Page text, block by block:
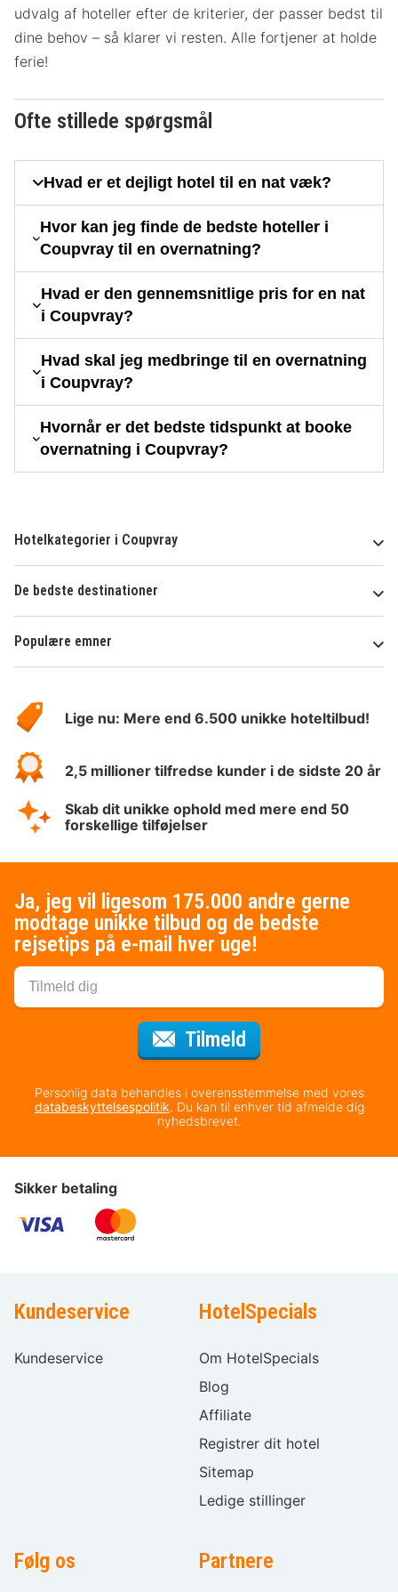
udvalg af hoteller efter de kriterier, der passer bedst til
dine behov – så klarer vi resten. Alle fortjener at holde
ferie!
Ofte stillede spørgsmål
Hvad er et dejligt hotel til en nat væk?
Hvor kan jeg finde de bedste hoteller i
Coupvray til en overnatning?
Hvad er den gennemsnitlige pris for en nat
i Coupvray?
Hvad skal jeg medbringe til en overnatning
i Coupvray?
Hvornår er det bedste tidspunkt at booke
overnatning i Coupvray?
Hotelkategorier i Coupvray
De bedste destinationer
Populære emner
HotelSpecials
Lige nu: Mere end 6.500 unikke hoteltilbud!
2,5 millioner tilfredse kunder i de sidste 20 år
Skab dit unikke ophold med mere end 50
forskellige tilføjelser
Ja, jeg vil ligesom 175.000 andre gerne
modtage unikke tilbud og de bedste
rejsetips på e-mail hver uge!
Tilmeld
Personlig data behandles i overensstemmelse med vores
databeskyttelsespolitik. Du kan til enhver tid afmelde dig
nyhedsbrevet.
Sikker betaling
Kundeservice
Kundeservice
HotelSpecials
Om HotelSpecials
Blog
Affiliate
Registrer dit hotel
Sitemap
Ledige stillinger
Følg os Partnere